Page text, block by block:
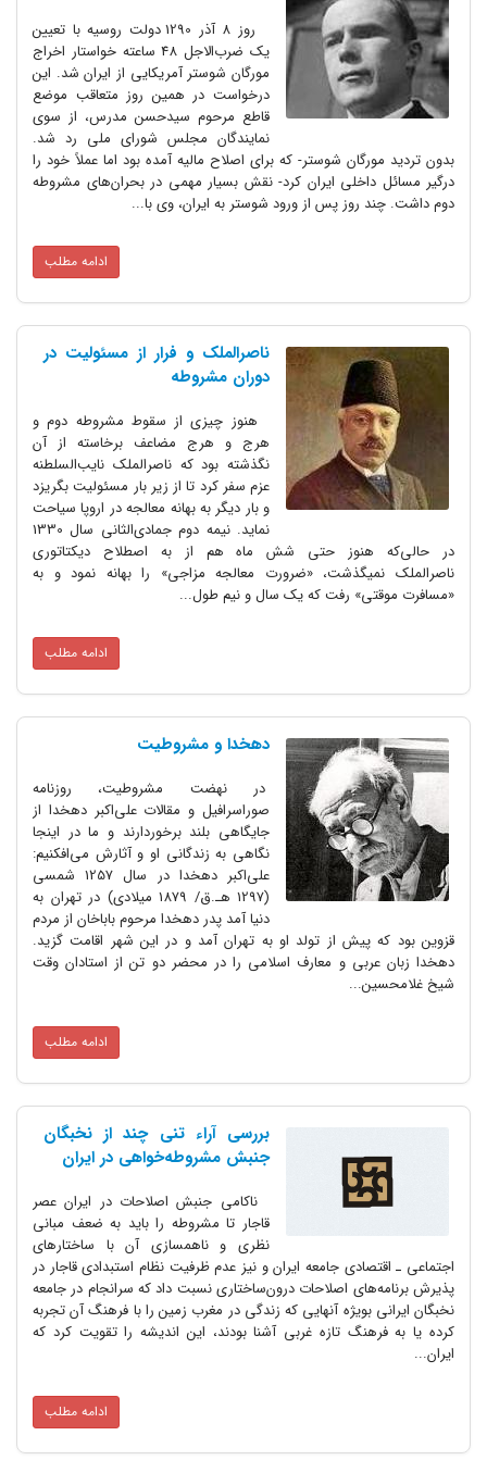
روز 8 آذر 1290 دولت روسیه با تعیین
یک ضرب‌الاجل 48 ساعته خواستار اخراج
مورگان شوستر آمریکایی از ایران شد. این
درخواست در همین روز متعاقب موضع
قاطع مرحوم سیدحسن مدرس، از سوی
نمایندگان مجلس شورای ملی رد شد.
بدون تردید مورگان شوستر- که برای اصلاح مالیه آمده بود اما عملاً خود را
درگیر مسائل داخلی ایران کرد- نقش بسیار مهمی در بحران‌های مشروطه
دوم داشت. چند روز پس از ورود شوستر به ایران، وی با...
ادامه مطلب
ناصرالملک و فرار از مسئولیت در
دوران مشروطه
هنوز چیزی از سقوط مشروطه دوم و
هرج و هرج مضاعف برخاسته از آن
نگذشته بود که ناصرالملک نایب‌السلطنه
عزم سفر کرد تا از زیر بار مسئولیت بگریزد
و بار دیگر به بهانه معالجه در اروپا سیاحت
نماید. نیمه دوم جمادی‌الثانی سال 1330
در حالی‌که هنوز حتی شش ماه هم از به اصطلاح دیکتاتوری
ناصرالملک نمی‎گذشت، «ضرورت معالجه مزاجی» را بهانه نمود و به
«مسافرت موقتی» رفت که یک سال و نیم طول...
ادامه مطلب
دهخدا و مشروطیت
در نهضت مشروطیت، روزنامه
صوراسرافیل و مقالات علی‌اکبر دهخدا از
جایگاهی بلند برخوردارند و ما در اینجا
نگاهی به زندگانی او و آثارش می‌افکنیم:
علی‌اکبر دهخدا در سال 1257 شمسی
(1297 هـ.ق/ 1879 میلادی) در تهران به
دنیا آمد پدر دهخدا مرحوم باباخان از مردم
قزوین بود که پیش از تولد او به تهران آمد و در این شهر اقامت گزید.
دهخدا زبان عربی و معارف اسلامی را در محضر دو تن از استادان وقت
شیخ غلامحسین...
ادامه مطلب
بررسی آراء تنی چند از نخبگان
جنبش مشروطه‌خواهی در ایران
ناکامی جنبش اصلاحات در ایران عصر
قاجار تا مشروطه را باید به ضعف مبانی
نظری و ناهمسازی آن با ساختارهای
اجتماعی ـ اقتصادی جامعه ایران و نیز عدم ظرفیت نظام استبدادی قاجار در
پذیرش برنامه‌های اصلاحات درون‌ساختاری نسبت داد که سرانجام در جامعه
نخبگان ایرانی بویژه آنهایی که زندگی در مغرب زمین را با فرهنگ آن تجربه
کرده یا به فرهنگ تازه غربی آشنا بودند، این اندیشه را تقویت کرد که
ایران...
ادامه مطلب